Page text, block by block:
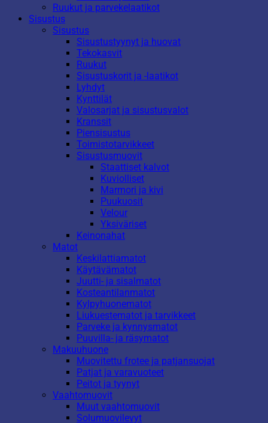
Ruukut ja parvekelaatikot
Sisustus
Sisustus
Sisustustyynyt ja huovat
Tekokasvit
Ruukut
Sisustuskorit ja -laatikot
Lyhdyt
Kynttilät
Valosarjat ja sisustusvalot
Kranssit
Piensisustus
Toimistotarvikkeet
Sisustusmuovit
Staattiset kalvot
Kuviolliset
Marmori ja kivi
Puukuosit
Velour
Yksiväriset
Keinonahat
Matot
Keskilattiamatot
Käytävämatot
Juutti- ja sisalmatot
Kosteantilanmatot
Kylpyhuonematot
Liukuestematot ja tarvikkeet
Parveke ja kynnysmatot
Puuvilla- ja räsymatot
Makuuhuone
Muovitettu frotee ja patjansuojat
Patjat ja varavuoteet
Peitot ja tyynyt
Vaahtomuovit
Muut vaahtomuovit
Solumuovilevyt